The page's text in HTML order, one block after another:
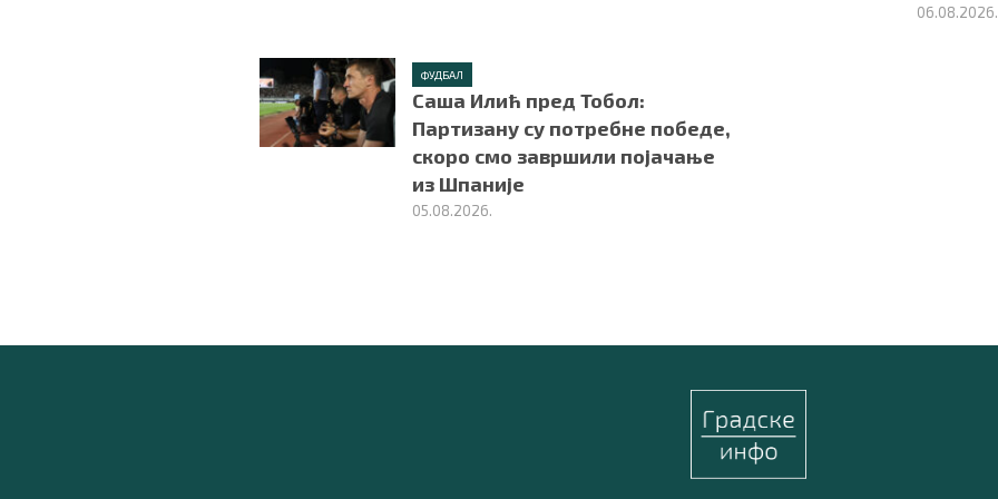
06.08.2026.
ФУДБАЛ
Саша Илић пред Тобол:
Партизану су потребне победе,
скоро смо завршили појачање
из Шпаније
05.08.2026.